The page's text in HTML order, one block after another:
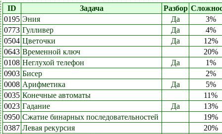
ID Задача Разбор
0195 Эния Да
3%
0773 Гулливер Да
4%
0504 Цветочки Да
12%
0643 Временной ключ
20%
0108 Неглухой телефон Да
1%
0903 Бисер
2%
0008 Арифметика Да
5%
0035 Конечные автоматы
11%
0023 Гадание Да
13%
0950 Сжатие бинарных последовательностей
19%
0387 Левая рекурсия
20%